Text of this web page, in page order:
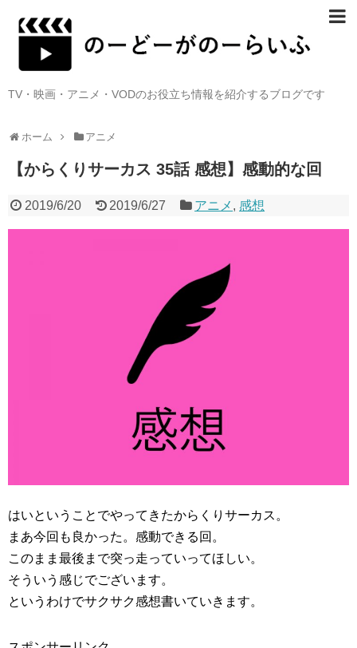
TV・映画・アニメ・VODのお役立ち情報を紹介するブログです
ホーム アニメ
【からくりサーカス 35話 感想】感動的な回
2019/6/20 2019/6/27 アニメ ,感想
はいということでやってきたからくりサーカス。
まあ今回も良かった。感動できる回。
このまま最後まで突っ走っていってほしい。
そういう感じでございます。
というわけでサクサク感想書いていきます。